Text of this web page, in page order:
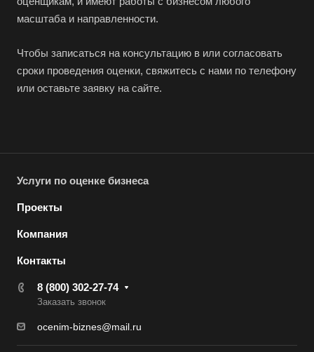
масштаба и направленности.
Чтобы записаться на консультацию в или согласовать
сроки проведения оценки, свяжитесь с нами по телефону
или оставьте заявку на сайте.
Услуги по оценке бизнеса
Проекты
Компания
Контакты
8 (800) 302-27-74
Заказать звонок
ocenim-biznes@mail.ru
Волгоград
Волжский
Волосово
Волхов
Воскресенск
Воткинск
Выборг